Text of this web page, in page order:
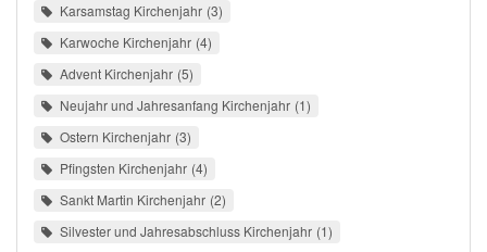
Karsamstag Kirchenjahr 3
Karwoche Kirchenjahr 4
Advent Kirchenjahr 5
Neujahr und Jahresanfang Kirchenjahr 1
Ostern Kirchenjahr 3
Pfingsten Kirchenjahr 4
Sankt Martin Kirchenjahr 2
Silvester und Jahresabschluss Kirchenjahr 1